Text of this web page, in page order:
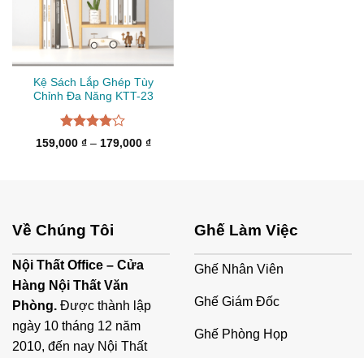
Kệ Sách Lắp Ghép Tùy
Chỉnh Đa Năng KTT-23
Được
159,000 ₫ – 179,000 ₫Khoảng
Về Chúng Tôi
Nội Thất Office – Cửa
Hàng Nội Thất Văn
Phòng. Được thành lập
ngày 10 tháng 12 năm
2010, đến nay Nội Thất
Ghế Làm Việc
Ghế Nhân Viên
Ghế Giám Đốc
Ghế Phòng Họp